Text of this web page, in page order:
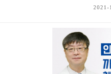
2021-